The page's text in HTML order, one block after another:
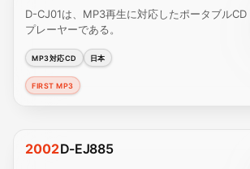
D-CJ01は、MP3再生に対応したポータブルCD
プレーヤーである。
MP3対応CD 日本
FIRST MP3
2002D-EJ885